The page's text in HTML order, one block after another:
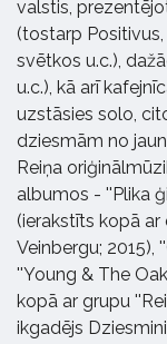
valstis,
(tostarp
svētkos u.c.),
u.c.), kā arī
uzstāsies solo,
dziesmām no
Reiņa
albumos - ''Plika
(ierakstīts kopā ar
Veinbergu; 2015),
''Young & The
kopā ar grupu
ikgadējs